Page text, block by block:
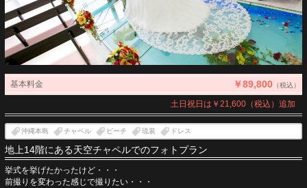
基本料金 ￥89,800 （税込）
土日祝日は￥21,600（税込）追加
沖縄本島 チャペル ビーチ 琉装 ドレス
地上14階にある天空チャペルでのフォトプラン
挙式を挙げたかったけど・・・
前撮りを変わった感じで撮りたい・・・